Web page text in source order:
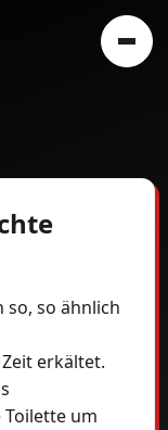
so, so ähnlich
erkältet.
um